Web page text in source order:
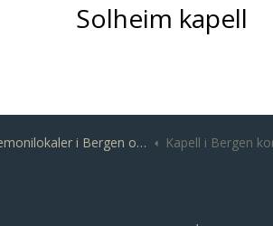
Solheim kapell
i Bergen og Øygarden kommune Kapell i Bergen